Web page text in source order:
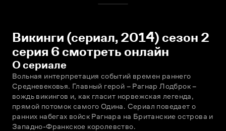
Викинги (сериал, 2014) сезон 2
серия 6 смотреть онлайн
О сериале
Вольная интерпретация событий времен раннего
Средневековья. Главный герой – Рагнар Лодброк –
вождь викингов и, как гласит норвежская легенда,
прямой потомок самого Одина. Сериал поведает о
ранних набегах войск Рагнара на Британские острова и
Западно-Франкское королевство.